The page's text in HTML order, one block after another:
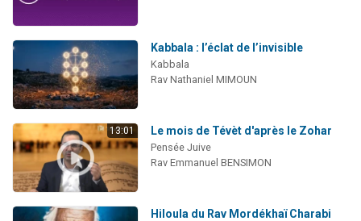
Kabbala : l’éclat de l’invisible
Kabbala
Rav Nathaniel MIMOUN
13:01 Le mois de Tévèt d'après le Zohar
Pensée Juive
Rav Emmanuel BENSIMON
Hiloula du Rav Mordékhaï Charabi